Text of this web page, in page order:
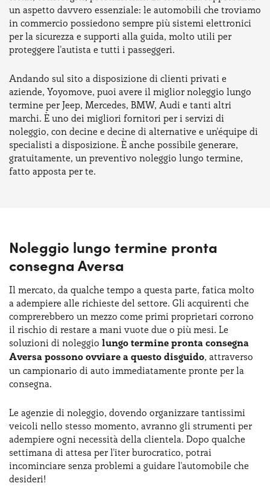
un aspetto davvero essenziale: le automobili che troviamo
in commercio possiedono sempre più sistemi elettronici
per la sicurezza e supporti alla guida, molto utili per
proteggere l'autista e tutti i passeggeri.
Andando sul sito a disposizione di clienti privati e
aziende, Yoyomove, puoi avere il miglior noleggio lungo
termine per Jeep, Mercedes, BMW, Audi e tanti altri
marchi. È uno dei migliori fornitori per i servizi di
noleggio, con decine e decine di alternative e un'équipe di
specialisti a disposizione. È anche possibile generare,
gratuitamente, un preventivo noleggio lungo termine,
fatto apposta per te.
Noleggio lungo termine pronta
consegna Aversa
Il mercato, da qualche tempo a questa parte, fatica molto
a adempiere alle richieste del settore. Gli acquirenti che
comprerebbero un mezzo come primi proprietari corrono
il rischio di restare a mani vuote due o più mesi. Le
soluzioni di noleggio lungo termine pronta consegna
Aversa possono ovviare a questo disguido, attraverso
un campionario di auto immediatamente pronte per la
consegna.
Le agenzie di noleggio, dovendo organizzare tantissimi
veicoli nello stesso momento, avranno gli strumenti per
adempiere ogni necessità della clientela. Dopo qualche
settimana di attesa per l'iter burocratico, potrai
incominciare senza problemi a guidare l'automobile che
desideri!